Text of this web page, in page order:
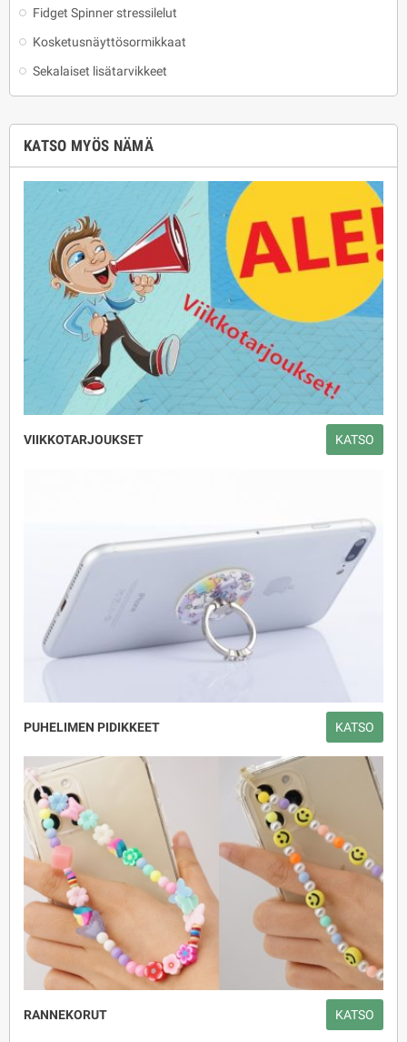
Fidget Spinner stressilelut
Kosketusnäyttösormikkaat
Sekalaiset lisätarvikkeet
KATSO MYÖS NÄMÄ
VIIKKOTARJOUKSET KATSO
PUHELIMEN PIDIKKEET KATSO
RANNEKORUT KATSO